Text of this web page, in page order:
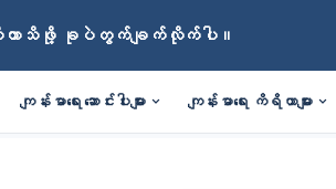
တာသိဖို့ ခုပဲတွက်ချက်လိုက်ပါ။
ကျန်းမာရေး ဆောင်းပါးများ ကျန်းမာရေး ကိရိယာများ